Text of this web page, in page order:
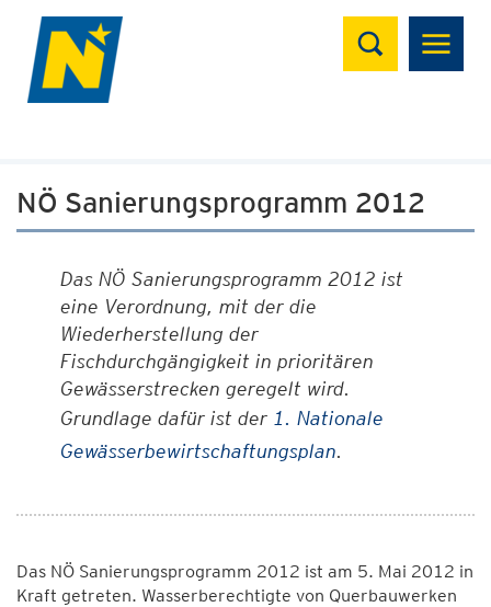
Suchen
NÖ Sanierungsprogramm 2012
Das NÖ Sanierungsprogramm 2012 ist
eine Verordnung, mit der die
Wiederherstellung der
Fischdurchgängigkeit in prioritären
Gewässerstrecken geregelt wird.
Grundlage dafür ist der 1. Nationale
Gewässerbewirtschaftungsplan.
Das NÖ Sanierungsprogramm 2012 ist am 5. Mai 2012 in
Kraft getreten. Wasserberechtigte von Querbauwerken